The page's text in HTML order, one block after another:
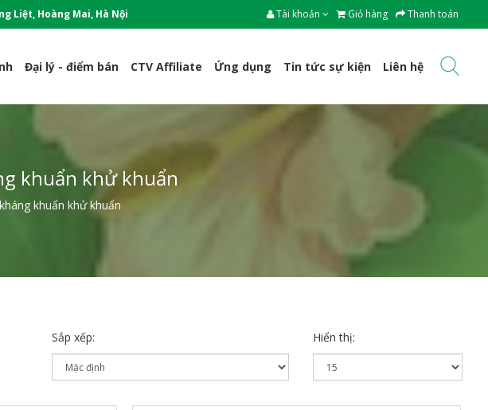
Liệt, Hoàng Mai, Hà Nội Tài khoản Giỏ hàng Thanh toán
Đại lý - điểm bán CTV Affiliate Ứng dụng Tin tức sự kiện Liên hệ
khuẩn khử khuẩn
khuẩn khử khuẩn
Sắp xếp: Hiển thị: